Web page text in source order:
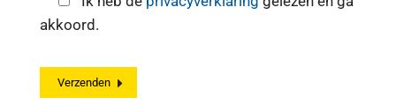
akkoord.